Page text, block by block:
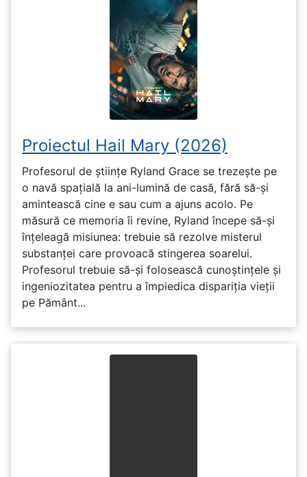
Proiectul Hail Mary (2026)
Profesorul de științe Ryland Grace se trezește pe
o navă spațială la ani-lumină de casă, fără să-și
amintească cine e sau cum a ajuns acolo. Pe
măsură ce memoria îi revine, Ryland începe să-și
înțeleagă misiunea: trebuie să rezolve misterul
substanței care provoacă stingerea soarelui.
Profesorul trebuie să-și folosească cunoștințele și
ingeniozitatea pentru a împiedica dispariția vieții
pe Pământ...